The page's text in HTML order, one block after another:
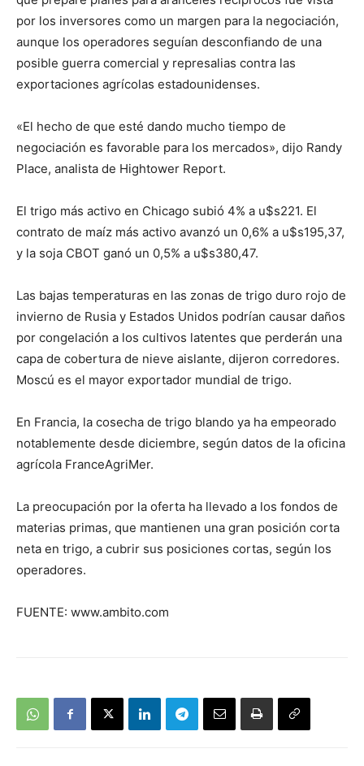
por los inversores como un margen para la negociación,
aunque los operadores seguían desconfiando de una
posible guerra comercial y represalias contra las
exportaciones agrícolas estadounidenses.
«El hecho de que esté dando mucho tiempo de
negociación es favorable para los mercados», dijo Randy
Place, analista de Hightower Report.
El trigo más activo en Chicago subió 4% a u$s221. El
contrato de maíz más activo avanzó un 0,6% a u$s195,37,
y la soja CBOT ganó un 0,5% a u$s380,47.
Las bajas temperaturas en las zonas de trigo duro rojo de
invierno de Rusia y Estados Unidos podrían causar daños
por congelación a los cultivos latentes que perderán una
capa de cobertura de nieve aislante, dijeron corredores.
Moscú es el mayor exportador mundial de trigo.
En Francia, la cosecha de trigo blando ya ha empeorado
notablemente desde diciembre, según datos de la oficina
agrícola FranceAgriMer.
La preocupación por la oferta ha llevado a los fondos de
materias primas, que mantienen una gran posición corta
neta en trigo, a cubrir sus posiciones cortas, según los
operadores.
FUENTE: www.ambito.com